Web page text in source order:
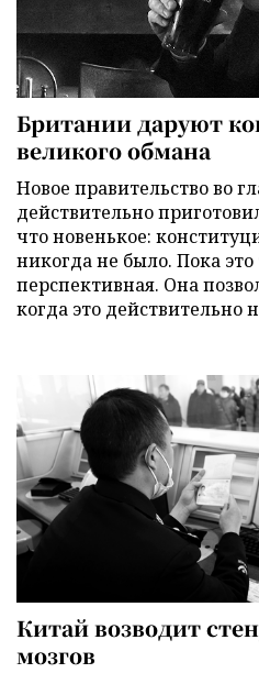
Британии даруют
великого обмана
Новое правительство во
действительно
что новенькое:
никогда не было. Пока
перспективная. Она
когда это действительно
Китай возводит
мозгов